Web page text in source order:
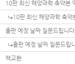
10판 최신 해양과학 축약본
10판 최신 해양과학 축약
출판 예정 날짜 질문드립니다
출판 예정 날짜 질문드립
책교환